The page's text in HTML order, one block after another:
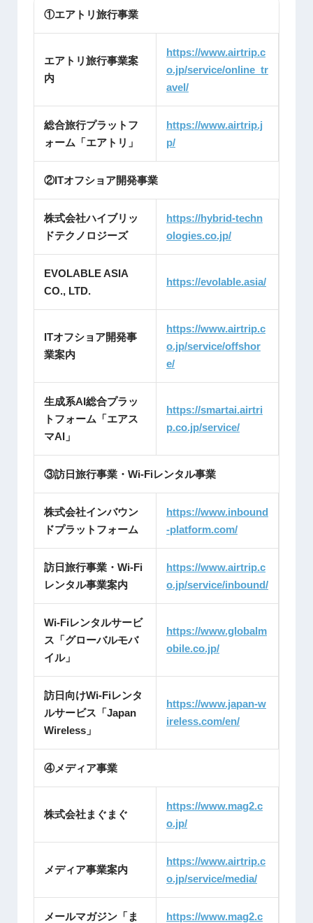
①エアトリ旅行事業
エアトリ旅行事業案
内
https://www.airtrip.c
o.jp/service/online_tr
avel/
総合旅行プラットフ
ォーム「エアトリ」
https://www.airtrip.j
p/
②ITオフショア開発事業
株式会社ハイブリッ
ドテクノロジーズ
https://hybrid-techn
ologies.co.jp/
EVOLABLE ASIA
CO., LTD.
https://evolable.asia/
ITオフショア開発事
業案内
https://www.airtrip.c
o.jp/service/offshor
e/
生成系AI総合プラッ
トフォーム「エアス
マAI」
https://smartai.airtri
p.co.jp/service/
③訪日旅行事業・Wi-Fiレンタル事業
株式会社インバウン
ドプラットフォーム
https://www.inbound
-platform.com/
訪日旅行事業・Wi-Fi
レンタル事業案内
https://www.airtrip.c
o.jp/service/inbound/
Wi-Fiレンタルサービ
ス「グローバルモバ
イル」
https://www.globalm
obile.co.jp/
訪日向けWi-Fiレンタ
ルサービス「Japan
Wireless」
https://www.japan-w
ireless.com/en/
④メディア事業
株式会社まぐまぐ
https://www.mag2.c
o.jp/
メディア事業案内
https://www.airtrip.c
o.jp/service/media/
メールマガジン「ま
https://www.mag2.c